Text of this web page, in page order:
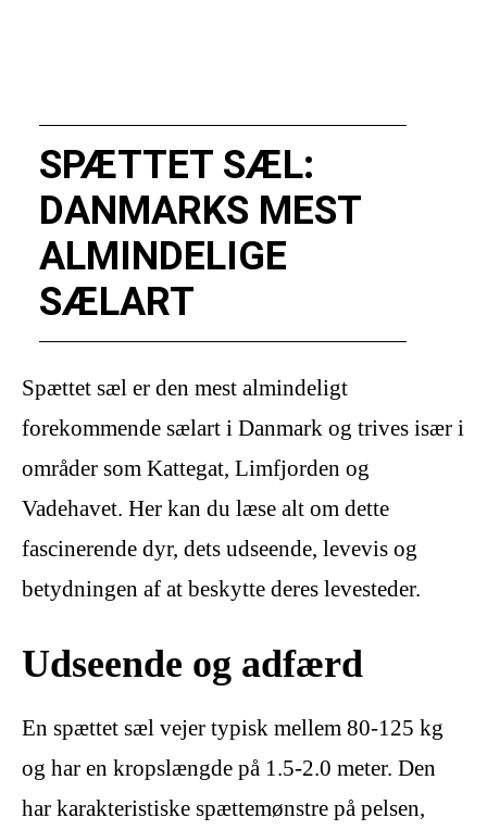
SPÆTTET SÆL:
DANMARKS MEST
ALMINDELIGE
SÆLART
Spættet sæl er den mest almindeligt
forekommende sælart i Danmark og trives især i
områder som Kattegat, Limfjorden og
Vadehavet. Her kan du læse alt om dette
fascinerende dyr, dets udseende, levevis og
betydningen af at beskytte deres levesteder.
Udseende og adfærd
En spættet sæl vejer typisk mellem 80-125 kg
og har en kropslængde på 1.5-2.0 meter. Den
har karakteristiske spættemønstre på pelsen,